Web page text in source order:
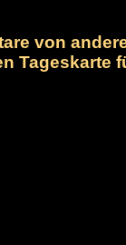
von
Tageskarte